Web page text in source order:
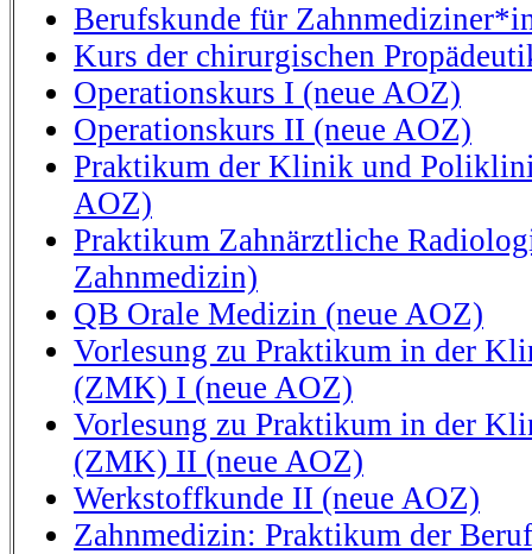
Berufskunde für
Kurs der chirurgischen
Operationskurs I (neue AOZ)
Operationskurs II (neue AOZ)
Praktikum der Klinik und
AOZ)
Praktikum Zahnärztliche
Zahnmedizin)
QB Orale Medizin (neue AOZ)
Vorlesung zu Praktikum in der
(ZMK) I (neue AOZ)
Vorlesung zu Praktikum in der
(ZMK) II (neue AOZ)
Werkstoffkunde II (neue AOZ)
Zahnmedizin: Praktikum der